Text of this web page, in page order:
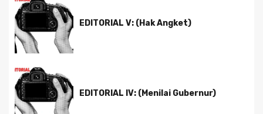
EDITORIAL V: (Hak Angket)
EDITORIAL IV: (Menilai Gubernur)